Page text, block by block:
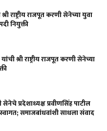
राष्ट्रीय राजपूत करणी सेनेच्या युवा
नियुक्ती
श्री राष्ट्रीय राजपूत करणी सेनेच्या
सेनेचे प्रदेशाध्यक्ष प्रवीणसिंह पाटील
समाजबांधवांशी साधला संवाद